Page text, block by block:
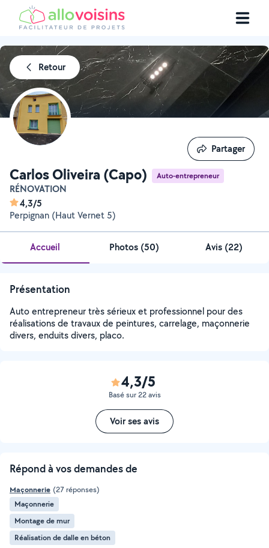
Retour
Carlos Oliveira (Capo) Auto-entrepreneur
RÉNOVATION
4,3/5
Perpignan (Haut Vernet 5)
Partager
Partager
Accueil Photos (50) Avis (22)
Présentation
Auto entrepreneur très sérieux et professionnel pour des
réalisations de travaux de peintures, carrelage, maçonnerie
divers, enduits divers, placo.
4,3/5
Basé sur 22 avis
Voir ses avis
Répond à vos demandes de
Maçonnerie (27 réponses)
Maçonnerie
Montage de mur
Réalisation de dalle en béton